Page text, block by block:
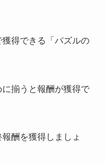
得できる「パズルの
揃うと報酬が獲得で
酬を獲得しましょ